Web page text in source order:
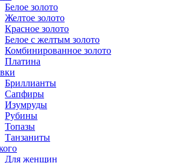
Белое золото
Желтое золото
Красное золото
Белое с желтым золото
Комбинированное золото
Платина
Бриллианты
Сапфиры
Изумруды
Рубины
Топазы
Танзаниты
Для женщин